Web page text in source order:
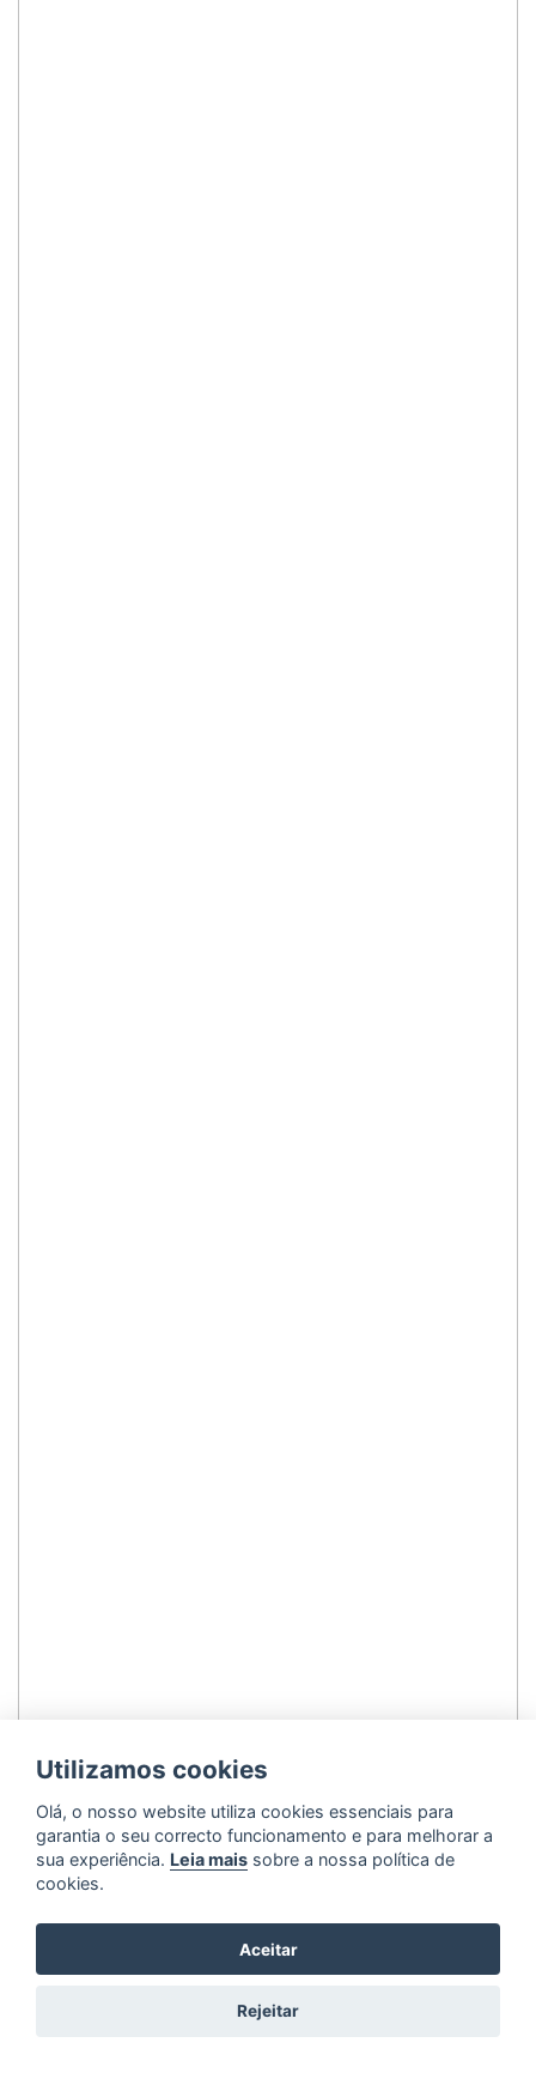
Utilizamos cookies
Olá, o nosso website utiliza cookies essenciais para
garantia o seu correcto funcionamento e para melhorar a
sua experiência. Leia mais sobre a nossa política de
cookies.
Aceitar
Rejeitar